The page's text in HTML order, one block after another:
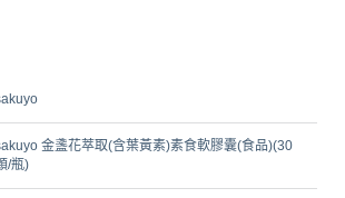
金盞花萃取(含葉黃素)素食軟膠囊(食品)(30
/瓶)